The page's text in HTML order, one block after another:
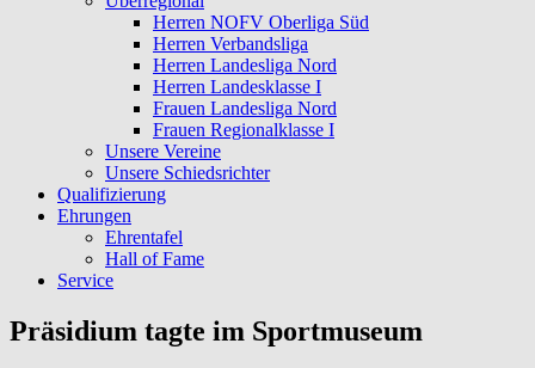
Herren NOFV Oberliga Süd
Herren Verbandsliga
Herren Landesliga Nord
Herren Landesklasse I
Frauen Landesliga Nord
Frauen Regionalklasse I
Unsere Vereine
Unsere Schiedsrichter
Qualifizierung
Ehrungen
Ehrentafel
Hall of Fame
Service
Präsidium tagte im Sportmuseum